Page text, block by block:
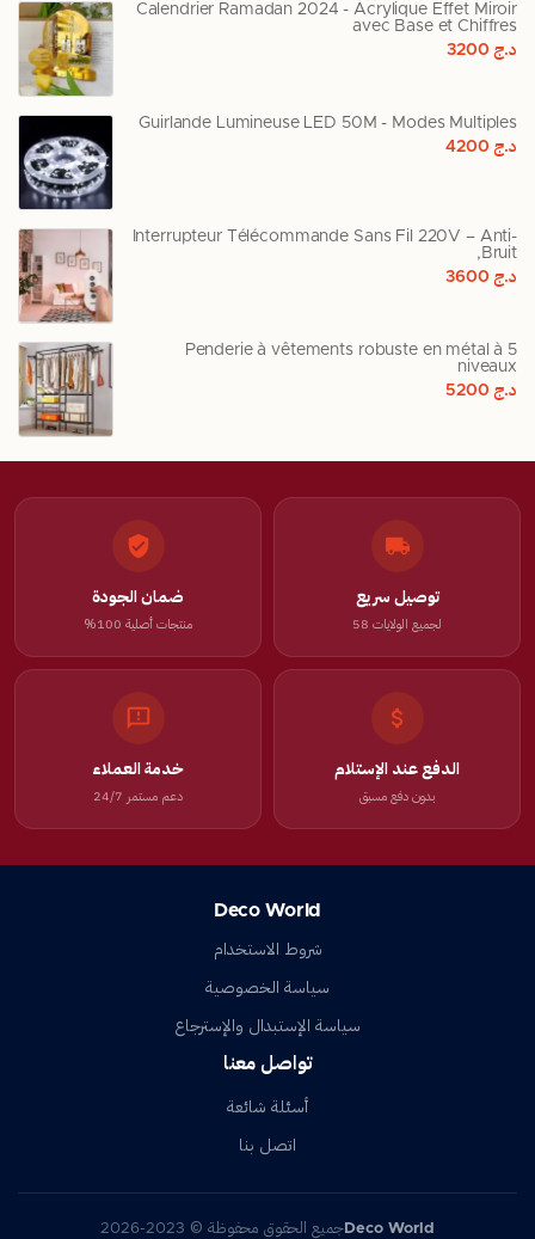
Calendrier Ramadan 2024 - Acrylique Effet Miroir
avec Base et Chiffres
د.ج3200
Guirlande Lumineuse LED 50M - Modes Multiples
د.ج4200
Interrupteur Télécommande Sans Fil 220V – Anti-
Bruit,
د.ج3600
Penderie à vêtements robuste en métal à 5
niveaux
د.ج5200
توصيل سريع
لجميع الولايات 58
ضمان الجودة
منتجات أصلية 100%
الدفع عند الإستلام
بدون دفع مسبق
خدمة العملاء
دعم مستمر 24/7
Deco World
شروط الاستخدام
سياسة الخصوصية
سياسة الإستبدال والإسترجاع
تواصل معنا
أسئلة شائعة
اتصل بنا
Deco World جميع الحقوق محفوظة © 2023-2026